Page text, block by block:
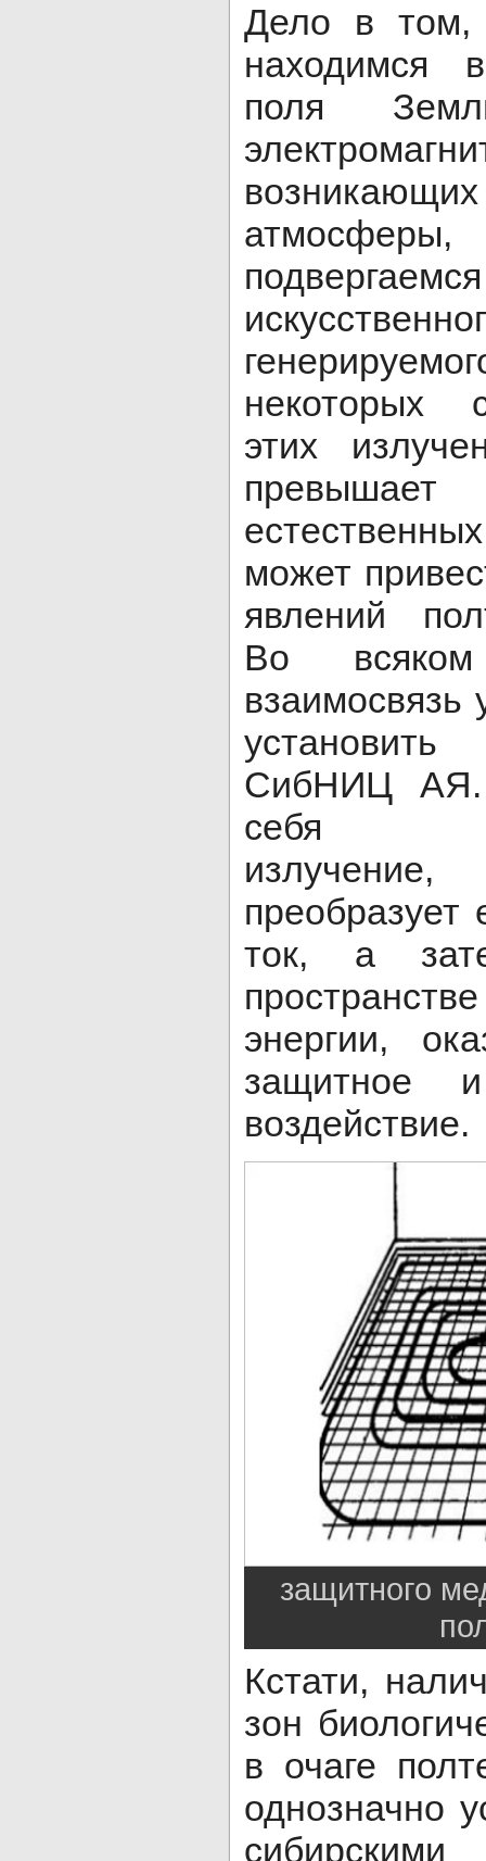
Дело в том,
находимся
поля
некоторых
этих
может
явлений
Во
взаимосвязь
СибНИЦ
себя
преобразует
ток, а
энергии,
защитное
защитного
Кстати,
зон
в очаге
однозначно